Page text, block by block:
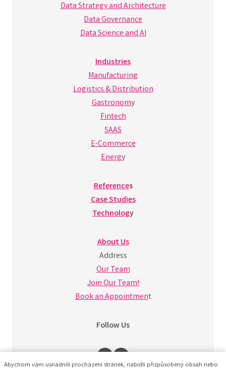
Data Strategy and Architecture
Data Governance
Data Science and AI
Industries
Manufacturing
Logistics & Distribution
Gastronomy
Fintech
SAAS
E-Commerce
Energy
References
Case Studies
Technology
About Us
Address
Our Team
Join Our Team!
Book an Appointment
Follow Us
Abychom vám usnadnili procházení stránek, nabídli přizpůsobený obsah nebo